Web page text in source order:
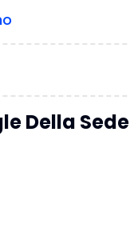
Della Sede